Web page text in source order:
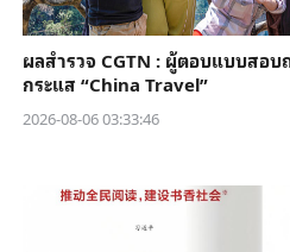
ผลสำรวจ CGTN : ผู้ตอบแบบสอบ
กระแส “China Travel”
2026-08-06 03:33:46